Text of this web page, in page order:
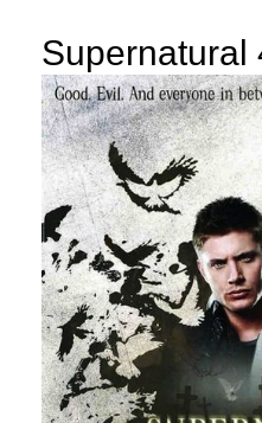
Supernatural